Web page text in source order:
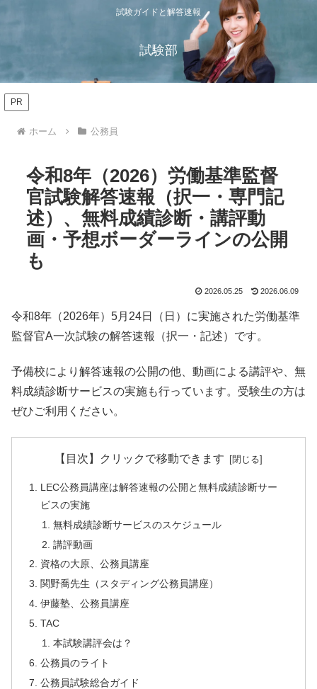
試験ガイドと解答速報
試験部
PR
ホーム 公務員
令和8年（2026）労働基準監督
官試験解答速報（択一・専門記
述）、無料成績診断・講評動
画・予想ボーダーラインの公開
も
2026.05.25 2026.06.09
令和8年（2026年）5月24日（日）に実施された労働基準
監督官A一次試験の解答速報（択一・記述）です。
予備校により解答速報の公開の他、動画による講評や、無
料成績診断サービスの実施も行っています。受験生の方は
ぜひご利用ください。
【目次】クリックで移動できます
LEC公務員講座は解答速報の公開と無料成績診断サー
ビスの実施
無料成績診断サービスのスケジュール
講評動画
資格の大原、公務員講座
関野喬先生（スタディング公務員講座）
伊藤塾、公務員講座
TAC
本試験講評会は？
公務員のライト
公務員試験総合ガイド